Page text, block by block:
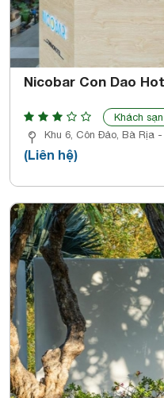
Nicobar Con Dao
Khách sạn
Khu 6, Côn Đảo, Bà Rịa
(Liên hệ)